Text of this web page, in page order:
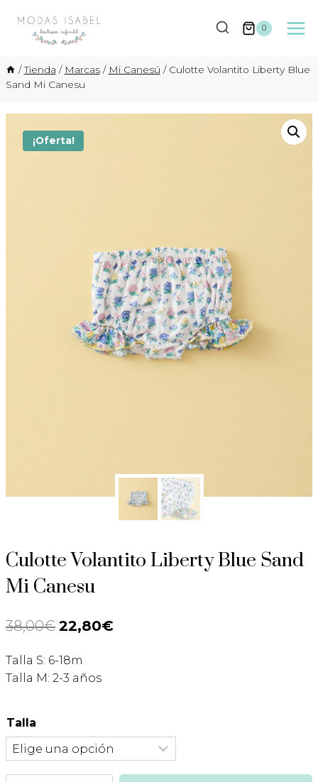
contenido
0
/ Tienda / Marcas / Mi Canesú / Culotte Volantito Liberty Blue
Sand Mi Canesu
¡Oferta!
Culotte Volantito Liberty Blue Sand
Mi Canesu
38,00€ El
original
22,80€
Talla S: 6-18m
Talla M: 2-3 años
Talla